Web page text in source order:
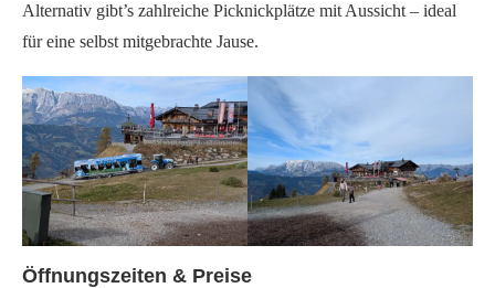
Alternativ gibt’s zahlreiche Picknickplätze mit Aussicht – ideal
für eine selbst mitgebrachte Jause.
Öffnungszeiten & Preise